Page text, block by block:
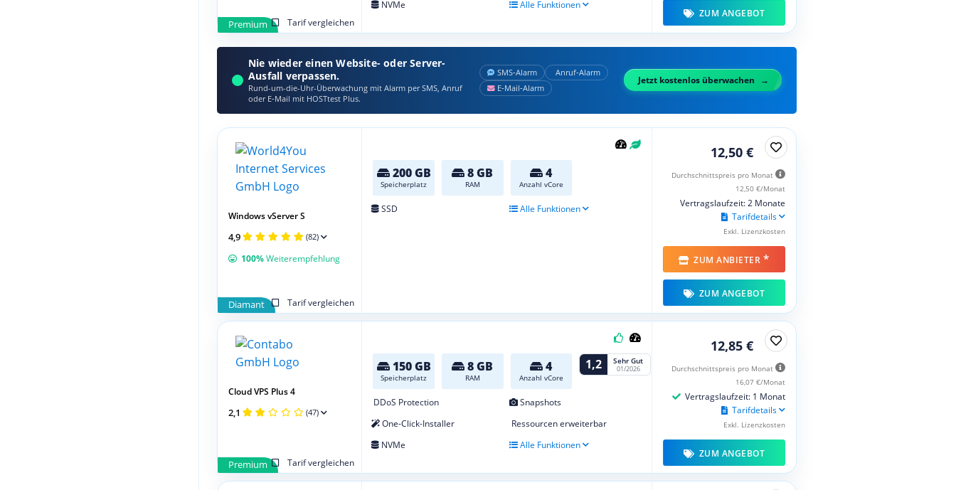
NVMe
Alle Funktionen
Premium
Tarif vergleichen
ZUM ANGEBOT
Nie wieder einen Website- oder Server-
Ausfall verpassen.
Rund-um-die-Uhr-Überwachung mit Alarm per SMS, Anruf
oder E‑Mail mit HOSTtest Plus.
SMS‑Alarm
Anruf‑Alarm
E‑Mail‑Alarm
Jetzt kostenlos überwachen
200 GB
Speicherplatz
8 GB
RAM
4
Anzahl vCore
SSD Alle Funktionen
Diamant Tarif vergleichen
Windows vServer S
4,9 (82)
100%Weiterempfehlung
12,50 €
Durchschnittspreis pro Monat
12,50 €/Monat
Vertragslaufzeit: 2 Monate
Tarifdetails
Exkl. Lizenzkosten
ZUM ANBIETER *
ZUM ANGEBOT
150 GB
Speicherplatz
8 GB
RAM
4
Anzahl vCore
1,2 Sehr Gut
01/2026
DDoS Protection
Snapshots
One-Click-Installer
Ressourcen erweiterbar
NVMe
Alle Funktionen
Premium
Tarif vergleichen
Cloud VPS Plus 4
2,1 (47)
12,85 €
Durchschnittspreis pro Monat
16,07 €/Monat
Vertragslaufzeit: 1 Monat
Tarifdetails
Exkl. Lizenzkosten
ZUM ANGEBOT